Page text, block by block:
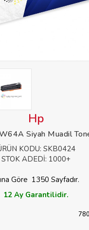
Hp
Siyah Muadil
KODU: SKB0424
STOK ADEDİ: 1000+
Göre 1350 Sayfadır.
12 Ay Garantilidir.